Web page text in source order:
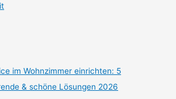
im Wohnzimmer einrichten: 5
& schöne Lösungen 2026